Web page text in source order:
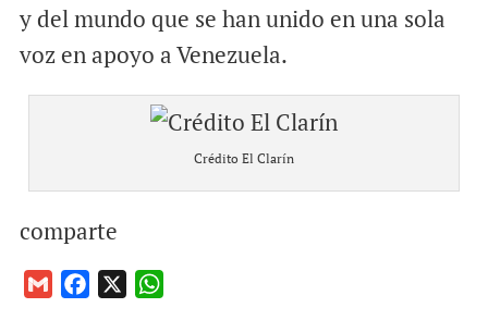
y del mundo que se han unido en una sola
voz en apoyo a Venezuela.
Crédito El Clarín
comparte